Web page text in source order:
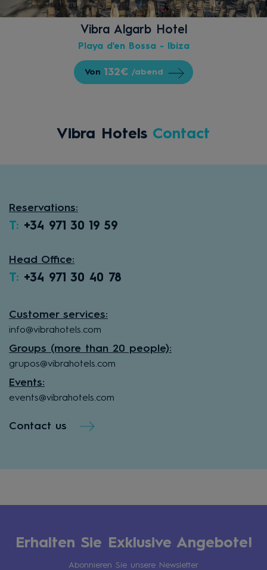
Vibra Algarb Hotel
Playa d'en Bossa - Ibiza
Von 132€ /abend
Vibra Hotels Contact
Reservations:
T: +34 971 30 19 59
Head Office:
T: +34 971 30 40 78
Customer services:
info@vibrahotels.com
Groups (more than 20 people):
grupos@vibrahotels.com
Events:
events@vibrahotels.com
Contact us
Erhalten Sie Exklusive Angebote!
Abonnieren Sie unsere Newsletter